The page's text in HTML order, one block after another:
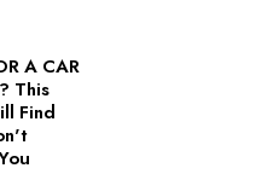
A CAR
This
Find